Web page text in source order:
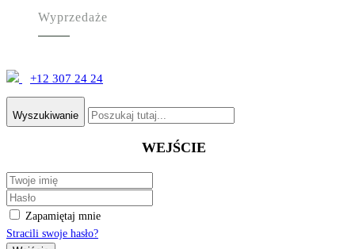
Wyprzedaże
+12 307 24 24
Wyszukiwanie
WEJŚCIE
Zapamiętaj mnie
Stracili swoje hasło?